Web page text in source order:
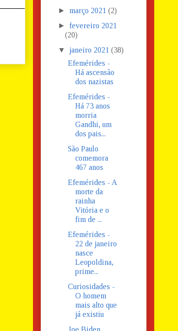
► março 2021(2)
►fevereiro 2021
(20)
▼ janeiro 2021(38)
Efemérides -
Há ascensão
dos nazistas
Efemérides -
Há 73 anos
morria
Gandhi, um
dos pais...
São Paulo
comemora
467 anos
Efemérides - A
morte da
rainha
Vitória e o
fim de ...
Efemérides -
22 de janeiro
nasce
Leopoldina,
prime...
Curiosidades -
O homem
mais alto que
já existiu
Joe Biden